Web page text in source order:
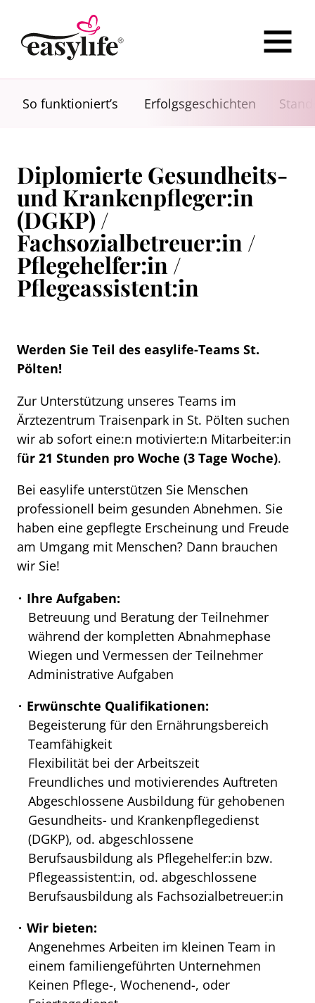
So funktioniert’s Erfolgsgeschichten
Diplomierte Gesundheits-
und Krankenpfleger:in
(DGKP) /
Fachsozialbetreuer:in /
Pflegehelfer:in /
Pflegeassistent:in
Werden Sie Teil des easylife-Teams St.
Pölten!
Zur Unterstützung unseres Teams im
Ärztezentrum Traisenpark in St. Pölten suchen
wir ab sofort eine:n motivierte:n Mitarbeiter:in
für 21 Stunden pro Woche (3 Tage Woche).
Bei easylife unterstützen Sie Menschen
professionell beim gesunden Abnehmen. Sie
haben eine gepflegte Erscheinung und Freude
am Umgang mit Menschen? Dann brauchen
wir Sie!
Ihre Aufgaben:
Betreuung und Beratung der Teilnehmer
während der kompletten Abnahmephase
Wiegen und Vermessen der Teilnehmer
Administrative Aufgaben
Erwünschte Qualifikationen:
Begeisterung für den Ernährungsbereich
Teamfähigkeit
Flexibilität bei der Arbeitszeit
Freundliches und motivierendes Auftreten
Abgeschlossene Ausbildung für gehobenen
Gesundheits- und Krankenpflegedienst
(DGKP), od. abgeschlossene
Berufsausbildung als Pflegehelfer:in bzw.
Pflegeassistent:in, od. abgeschlossene
Berufsausbildung als Fachsozialbetreuer:in
Wir bieten:
Angenehmes Arbeiten im kleinen Team in
einem familiengeführten Unternehmen
Keinen Pflege-, Wochenend-, oder